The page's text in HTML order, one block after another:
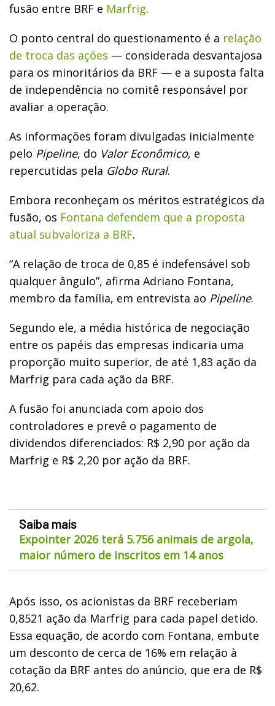
fusão entre BRF e Marfrig.
O ponto central do questionamento é a relação
de troca das ações — considerada desvantajosa
para os minoritários da BRF — e a suposta falta
de independência no comitê responsável por
avaliar a operação.
As informações foram divulgadas inicialmente
pelo Pipeline, do Valor Econômico, e
repercutidas pela Globo Rural.
Embora reconheçam os méritos estratégicos da
fusão, os Fontana defendem que a proposta
atual subvaloriza a BRF.
“A relação de troca de 0,85 é indefensável sob
qualquer ângulo”, afirma Adriano Fontana,
membro da família, em entrevista ao Pipeline.
Segundo ele, a média histórica de negociação
entre os papéis das empresas indicaria uma
proporção muito superior, de até 1,83 ação da
Marfrig para cada ação da BRF.
A fusão foi anunciada com apoio dos
controladores e prevê o pagamento de
dividendos diferenciados: R$ 2,90 por ação da
Marfrig e R$ 2,20 por ação da BRF.
Saiba mais
Expointer 2026 terá 5.756 animais de argola,
maior número de inscritos em 14 anos
Após isso, os acionistas da BRF receberiam
0,8521 ação da Marfrig para cada papel detido.
Essa equação, de acordo com Fontana, embute
um desconto de cerca de 16% em relação à
cotação da BRF antes do anúncio, que era de R$
20,62.